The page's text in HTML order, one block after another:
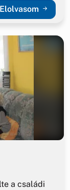
Elolvasom
a családi